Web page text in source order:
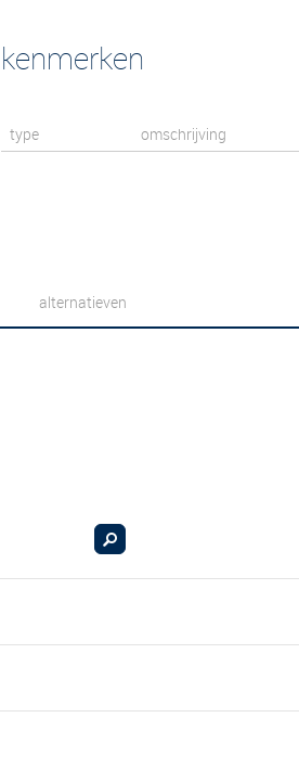
kenmerken
type omschrijving
alternatieven